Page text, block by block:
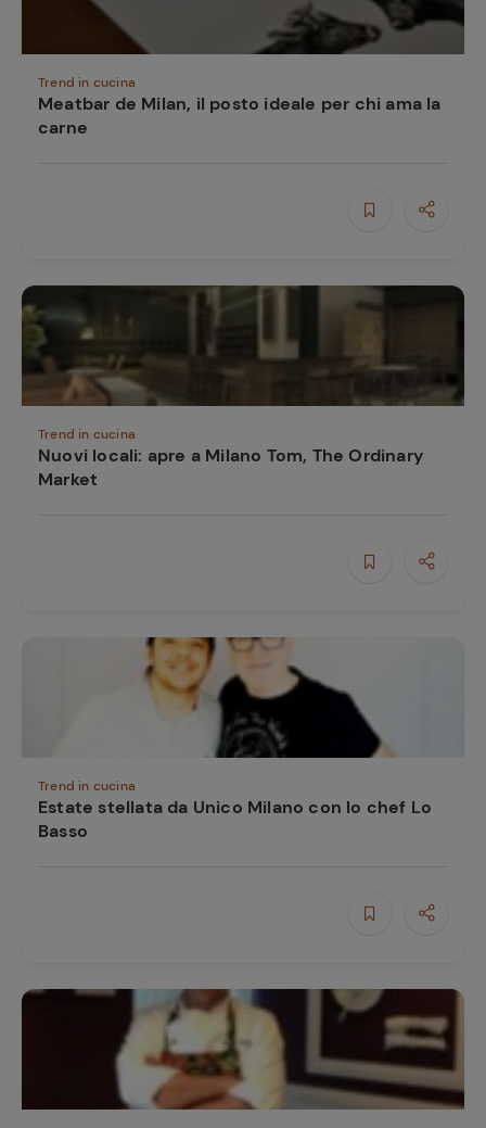
Trend in cucina
Meatbar de Milan, il posto ideale per chi ama la
carne
Trend in cucina
Nuovi locali: apre a Milano Tom, The Ordinary
Market
Trend in cucina
Estate stellata da Unico Milano con lo chef Lo
Basso
preferite